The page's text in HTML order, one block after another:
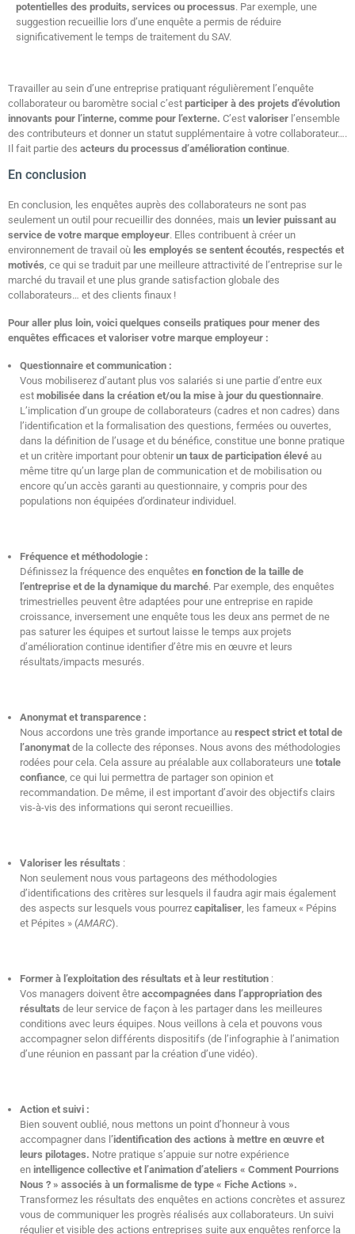
potentielles des produits, services ou processus. Par exemple, une
suggestion recueillie lors d’une enquête a permis de réduire
significativement le temps de traitement du SAV.
Travailler au sein d’une entreprise pratiquant régulièrement l’enquête
collaborateur ou baromètre social c’est participer à des projets d’évolution
innovants pour l’interne, comme pour l’externe. C’est valoriser l’ensemble
des contributeurs et donner un statut supplémentaire à votre collaborateur….
Il fait partie des acteurs du processus d’amélioration continue.
En conclusion
En conclusion, les enquêtes auprès des collaborateurs ne sont pas
seulement un outil pour recueillir des données, mais un levier puissant au
service de votre marque employeur. Elles contribuent à créer un
environnement de travail où les employés se sentent écoutés, respectés et
motivés, ce qui se traduit par une meilleure attractivité de l’entreprise sur le
marché du travail et une plus grande satisfaction globale des
collaborateurs… et des clients finaux !
Pour aller plus loin, voici quelques conseils pratiques pour mener des
enquêtes efficaces et valoriser votre marque employeur :
Questionnaire et communication :
Vous mobiliserez d’autant plus vos salariés si une partie d’entre eux
est mobilisée dans la création et/ou la mise à jour du questionnaire.
L’implication d’un groupe de collaborateurs (cadres et non cadres) dans
l’identification et la formalisation des questions, fermées ou ouvertes,
dans la définition de l’usage et du bénéfice, constitue une bonne pratique
et un critère important pour obtenirun taux de participation élevé au
même titre qu’un large plan de communication et de mobilisation ou
encore qu’un accès garanti au questionnaire, y compris pour des
populations non équipées d’ordinateur individuel.
Fréquence et méthodologie :
Définissez la fréquence des enquêtes en fonction de la taille de
l’entreprise et de la dynamique du marché. Par exemple, des enquêtes
trimestrielles peuvent être adaptées pour une entreprise en rapide
croissance, inversement une enquête tous les deux ans permet de ne
pas saturer les équipes et surtout laisse le temps aux projets
d’amélioration continue identifier d’être mis en œuvre et leurs
résultats/impacts mesurés.
Anonymat et transparence :
Nous accordons une très grande importance au respect strict et total de
l’anonymat de la collecte des réponses. Nous avons des méthodologies
rodées pour cela. Cela assure au préalable aux collaborateurs une totale
confiance, ce qui lui permettra de partager son opinion et
recommandation. De même, il est important d’avoir des objectifs clairs
vis-à-vis des informations qui seront recueillies.
Valoriser les résultats :
Non seulement nous vous partageons des méthodologies
d’identifications des critères sur lesquels il faudra agir mais également
des aspects sur lesquels vous pourrez capitaliser, les fameux « Pépins
et Pépites » (AMARC).
Former à l’exploitation des résultats et à leur restitution :
Vos managers doivent être accompagnées dans l’appropriation des
résultats de leur service de façon à les partager dans les meilleures
conditions avec leurs équipes. Nous veillons à cela et pouvons vous
accompagner selon différents dispositifs (de l’infographie à l’animation
d’une réunion en passant par la création d’une vidéo).
Action et suivi :
Bien souvent oublié, nous mettons un point d’honneur à vous
accompagner dans l ’identification des actions à mettre en œuvre et
leurs pilotages. Notre pratique s’appuie sur notre expérience
en intelligence collective et l’animation d’ateliers « Comment Pourrions
Nous ? » associés à un formalisme de type « Fiche Actions ».
Transformez les résultats des enquêtes en actions concrètes et assurez
vous de communiquer les progrès réalisés aux collaborateurs. Un suivi
régulier et visible des actions entreprises suite aux enquêtes renforce la